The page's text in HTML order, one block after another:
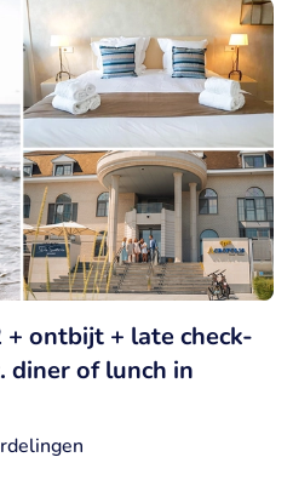
ontbijt + late check-
diner of lunch in